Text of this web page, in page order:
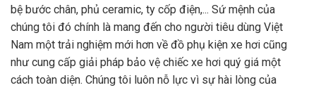
bệ bước chân, phủ ceramic, ty cốp điện,... Sứ mệnh của
chúng tôi đó chính là mang đến cho người tiêu dùng Việt
Nam một trải nghiệm mới hơn về đồ phụ kiện xe hơi cũng
như cung cấp giải pháp bảo vệ chiếc xe hơi quý giá một
cách toàn diện. Chúng tôi luôn nỗ lực vì sự hài lòng của